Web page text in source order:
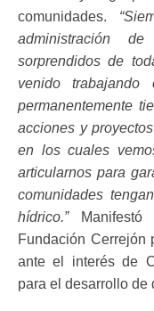
comunidades.
administración
sorprendidos de
venido
permanentemente
acciones y
en los cuales
articularnos para
comunidades
hídrico.”
Fundación Cerrejón
ante el interés de
para el desarrollo de